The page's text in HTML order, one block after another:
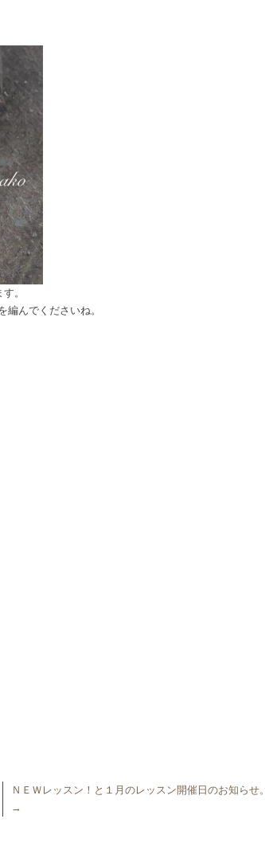
。
編んでくださいね。
ＮＥＷレッスン！と１月のレッスン開催日のお知らせ。
→